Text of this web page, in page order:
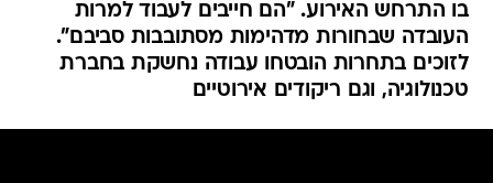
בו התרחש האירוע. "הם חייבים לעבוד למרות
העובדה שבחורות מדהימות מסתובבות סביבם".
לזוכים בתחרות הובטחו עבודה נחשקת בחברת
טכנולוגיה, וגם ריקודים אירוטיים